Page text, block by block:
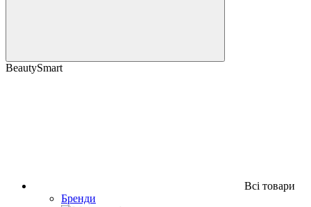
BeautySmart
Всі товари
Бренди